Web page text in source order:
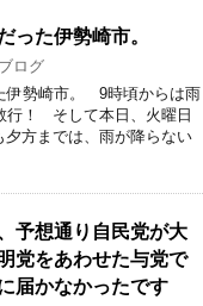
った伊勢崎市。
ログ
伊勢崎市。 9時頃からは雨
行！ そして本日、火曜日
方までは、雨が降らない
予想通り自民党が大
党をあわせた与党で
届かなかったです